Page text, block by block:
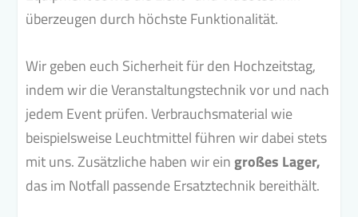
überzeugen durch höchste Funktionalität.
Wir geben euch Sicherheit für den Hochzeitstag,
indem wir die Veranstaltungstechnik vor und nach
jedem Event prüfen. Verbrauchsmaterial wie
beispielsweise Leuchtmittel führen wir dabei stets
mit uns. Zusätzliche haben wir eingroßes Lager,
das im Notfall passende Ersatztechnik bereithält.